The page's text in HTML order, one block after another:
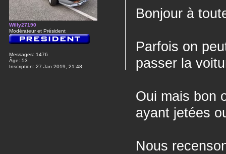
Bonjour à
Parfois on
passer la
Oui mais bon
ayant jetées
Nous
Willy27190
Modérateur et Président
Messages: 1476
Âge: 53
Inscription: 27 Jan 2019, 21:48